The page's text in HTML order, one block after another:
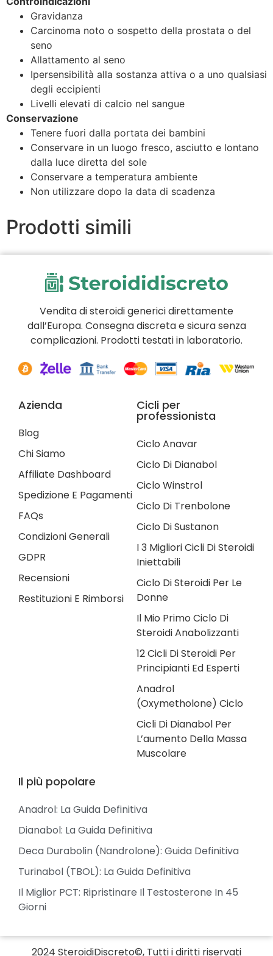
Gravidanza
Carcinoma noto o sospetto della prostata o del
seno
Allattamento al seno
Ipersensibilità alla sostanza attiva o a uno qualsiasi
degli eccipienti
Livelli elevati di calcio nel sangue
Conservazione
Tenere fuori dalla portata dei bambini
Conservare in un luogo fresco, asciutto e lontano
dalla luce diretta del sole
Conservare a temperatura ambiente
Non utilizzare dopo la data di scadenza
Prodotti simili
Vendita di steroidi generici direttamente
dall’Europa. Consegna discreta e sicura senza
complicazioni. Prodotti testati in laboratorio.
Azienda
Blog
Chi Siamo
Affiliate Dashboard
Spedizione E Pagamenti
FAQs
Condizioni Generali
GDPR
Recensioni
Restituzioni E Rimborsi
Cicli per
professionista
Ciclo Anavar
Ciclo Di Dianabol
Ciclo Winstrol
Ciclo Di Trenbolone
Ciclo Di Sustanon
I 3 Migliori Cicli Di Steroidi
Iniettabili
Ciclo Di Steroidi Per Le
Donne
Il Mio Primo Ciclo Di
Steroidi Anabolizzanti
12 Cicli Di Steroidi Per
Principianti Ed Esperti
Anadrol
(Oxymetholone) Ciclo
Cicli Di Dianabol Per
L’aumento Della Massa
Muscolare
Il più popolare
Anadrol: La Guida Definitiva
Dianabol: La Guida Definitiva
Deca Durabolin (Nandrolone): Guida Definitiva
Turinabol (TBOL): La Guida Definitiva
Il Miglior PCT: Ripristinare Il Testosterone In 45
Giorni
2024 SteroidiDiscreto©, Tutti i diritti riservati